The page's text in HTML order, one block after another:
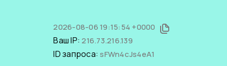
2026-08-06 19:15:54 +0000
Ваш IP:216.73.216.139
ID запроса:sFWn4cJs4eA1